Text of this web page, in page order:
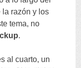
la razón y los
tema, no
.
al cuarto, un